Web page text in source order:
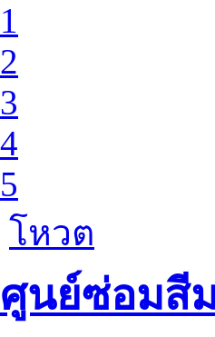
1
2
3
4
5
โหวต
ศูนย์ซ่อมสี